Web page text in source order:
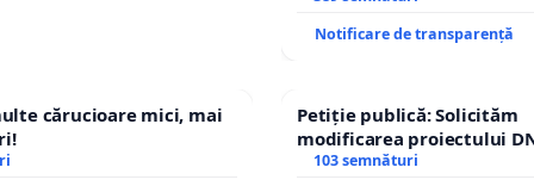
Notificare de transparență
cărucioare mici, mai
Petiție publică: Solicităm
modificarea proiectului
– Hanu Conachi) prin
103 semnături